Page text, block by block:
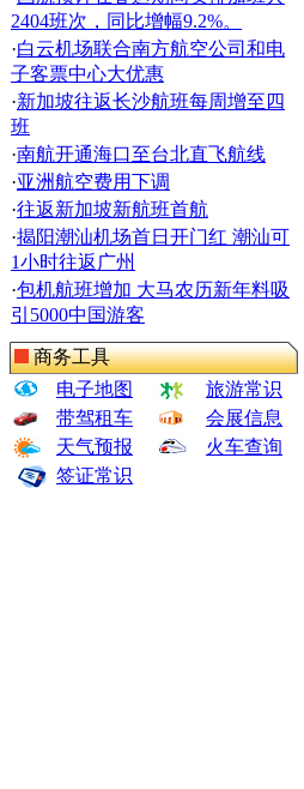
2404班次，同比增幅9.2%。
·白云机场联合南方航空公司和电
子客票中心大优惠
·新加坡往返长沙航班每周增至四
班
·南航开通海口至台北直飞航线
·亚洲航空费用下调
·往返新加坡新航班首航
·揭阳潮汕机场首日开门红 潮汕可
1小时往返广州
·包机航班增加 大马农历新年料吸
引5000中国游客
商务工具
电子地图
旅游常识
带驾租车
会展信息
天气预报
火车查询
签证常识